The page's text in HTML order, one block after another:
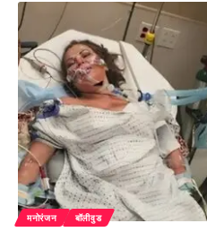
मनोरंजन बॉलीवुड